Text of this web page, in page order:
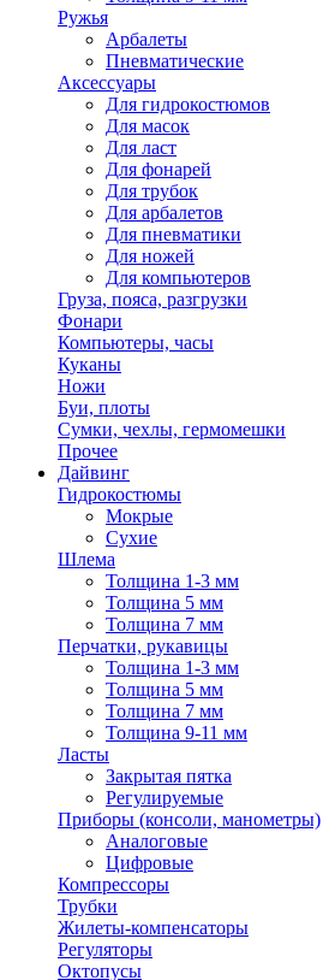
Ружья
Арбалеты
Пневматические
Аксессуары
Для гидрокостюмов
Для масок
Для ласт
Для фонарей
Для трубок
Для арбалетов
Для пневматики
Для ножей
Для компьютеров
Груза, пояса, разгрузки
Фонари
Компьютеры, часы
Куканы
Ножи
Буи, плоты
Сумки, чехлы, гермомешки
Прочее
Дайвинг
Гидрокостюмы
Мокрые
Сухие
Шлема
Толщина 1-3 мм
Толщина 5 мм
Толщина 7 мм
Перчатки, рукавицы
Толщина 1-3 мм
Толщина 5 мм
Толщина 7 мм
Толщина 9-11 мм
Ласты
Закрытая пятка
Регулируемые
Приборы (консоли, манометры)
Аналоговые
Цифровые
Компрессоры
Трубки
Жилеты-компенсаторы
Регуляторы
Октопусы